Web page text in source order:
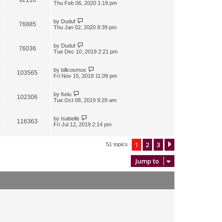
Thu Feb 06, 2020 1:19 pm
76885 by Duduf
Thu Jan 02, 2020 8:39 pm
76036 by Duduf
Tue Dec 10, 2019 2:21 pm
103565 by billcosmos
Fri Nov 15, 2019 11:09 pm
102306 by Kelu
Tue Oct 08, 2019 9:28 am
116363 by Isabelle
Fri Jul 12, 2019 2:14 pm
51 topics 1 2 3
Jump to